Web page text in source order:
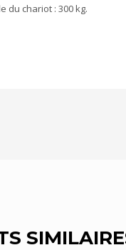
du chariot : 300 kg.